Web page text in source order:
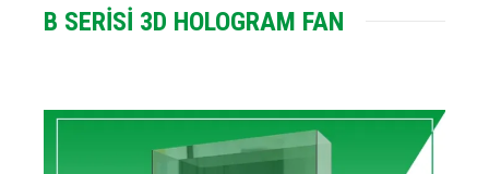
B SERİSİ 3D HOLOGRAM FAN